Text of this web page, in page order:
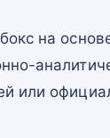
на
или